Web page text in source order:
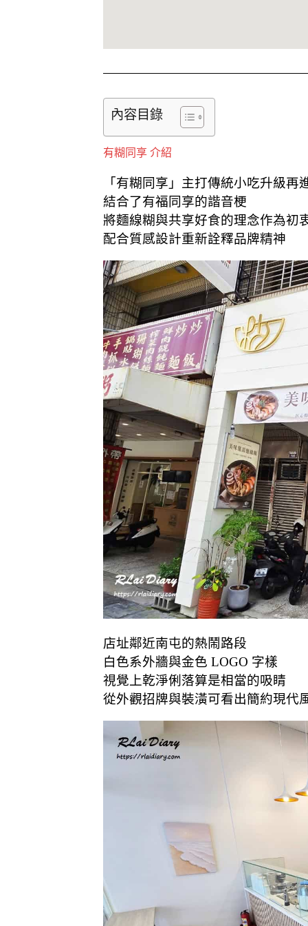
內容目錄
有糊同享 介紹
「有糊同享」主打傳統小吃升級再
結合了有福同享的諧音梗
將麵線糊與共享好食的理念作為初
配合質感設計重新詮釋品牌精神
店址鄰近南屯的熱鬧路段
白色系外牆與金色 LOGO 字樣
視覺上乾淨俐落算是相當的吸睛
從外觀招牌與裝潢可看出簡約現代